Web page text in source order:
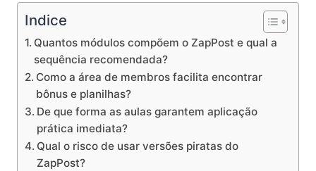
Indice
Quantos módulos compõem o ZapPost e qual a
sequência recomendada?
Como a área de membros facilita encontrar
bônus e planilhas?
De que forma as aulas garantem aplicação
prática imediata?
Qual o risco de usar versões piratas do
ZapPost?